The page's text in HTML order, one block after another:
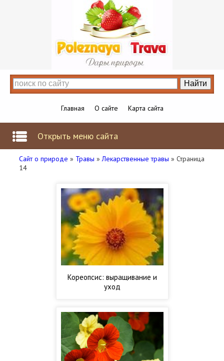
Главная О сайте Карта сайта
Открыть меню сайта
Сайт о природе » Травы »Лекарственные травы » Страница
14
Кореопсис: выращивание и
уход